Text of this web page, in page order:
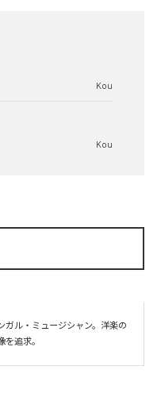
Kou
Kou
ガル・ミュージシャン。洋楽の
追求。